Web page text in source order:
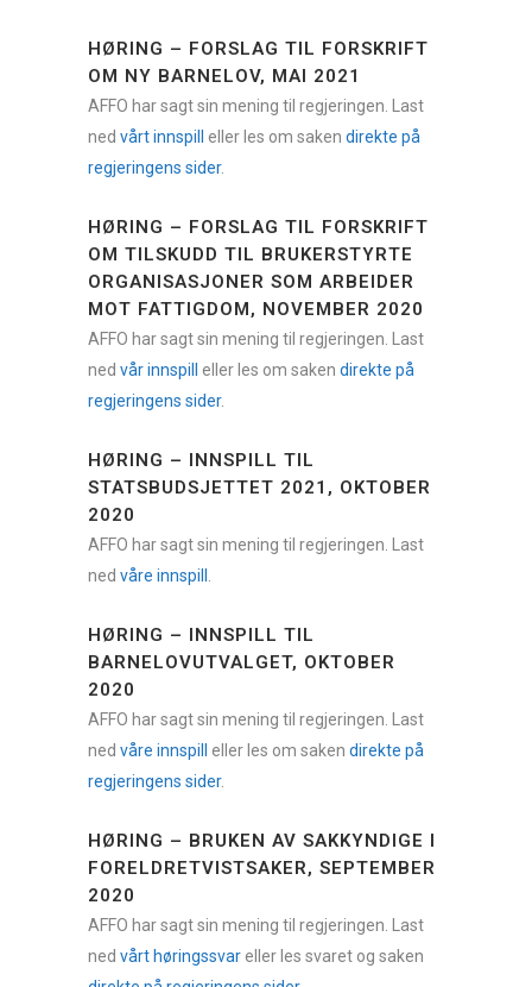
HØRING – FORSLAG TIL FORSKRIFT
OM NY BARNELOV, MAI 2021
AFFO har sagt sin mening til regjeringen. Last
ned vårt innspill eller les om saken direkte på
regjeringens sider.
HØRING – FORSLAG TIL FORSKRIFT
OM TILSKUDD TIL BRUKERSTYRTE
ORGANISASJONER SOM ARBEIDER
MOT FATTIGDOM, NOVEMBER 2020
AFFO har sagt sin mening til regjeringen. Last
ned vår innspill eller les om saken direkte på
regjeringens sider.
HØRING – INNSPILL TIL
STATSBUDSJETTET 2021, OKTOBER
2020
AFFO har sagt sin mening til regjeringen. Last
ned våre innspill
HØRING – INNSPILL TIL
BARNELOVUTVALGET, OKTOBER
2020
AFFO har sagt sin mening til regjeringen. Last
ned våre innspill eller les om saken direkte på
regjeringens sider.
HØRING – BRUKEN AV SAKKYNDIGE I
FORELDRETVISTSAKER, SEPTEMBER
2020
AFFO har sagt sin mening til regjeringen. Last
ned vårt høringssvar eller les svaret og saken